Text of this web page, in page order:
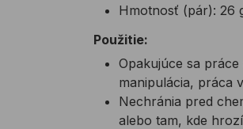
Hmotnosť (pár): 26
Použitie:
Opakujúce sa
manipulácia, práca
Nechránia pred
alebo tam, kde